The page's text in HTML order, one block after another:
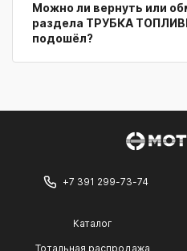
Можно ли вернуть или
раздела ТРУБКА
подошёл?
+7 391 299-73-74
Каталог
Тотальная распродажа